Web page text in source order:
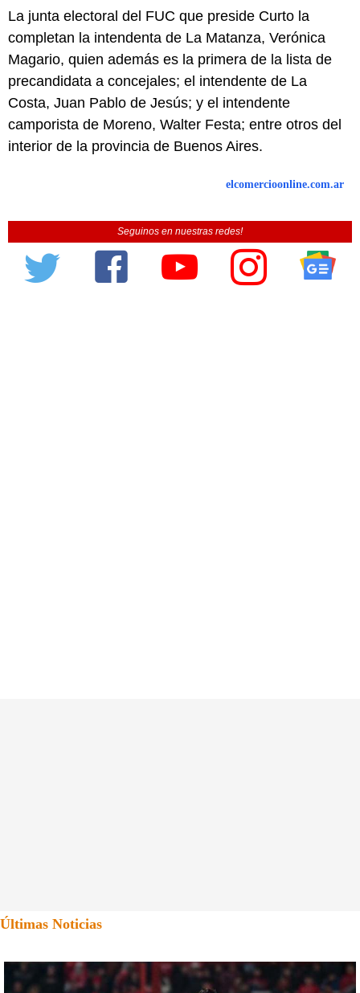
La junta electoral del FUC que preside Curto la
completan la intendenta de La Matanza, Verónica
Magario, quien además es la primera de la lista de
precandidata a concejales; el intendente de La
Costa, Juan Pablo de Jesús; y el intendente
camporista de Moreno, Walter Festa; entre otros del
interior de la provincia de Buenos Aires.
elcomercioonline.com.ar
Seguinos en nuestras redes!
Últimas Noticias